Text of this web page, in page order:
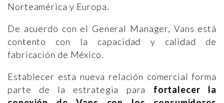
Norteamérica y Europa.
De acuerdo con el General Manager, Vans está
contento con la capacidad y calidad de
fabricación de México.
Establecer esta nueva relación comercial forma
parte de la estrategia para fortalecer la